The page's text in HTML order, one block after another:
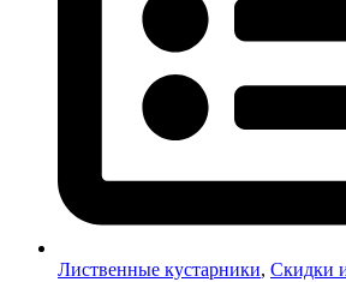
Лиственные кустарники, Скидки